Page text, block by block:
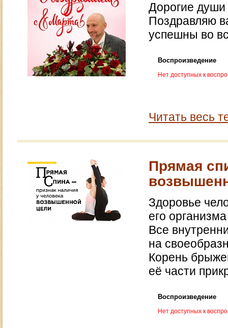
Дорогие души
Поздравляю
успешны во
Воспроизведение
Нет доступных к
Читать весь
Прямая
Здоровье
его
Все
на
Корень
её части
Воспроизведение
Нет доступных к